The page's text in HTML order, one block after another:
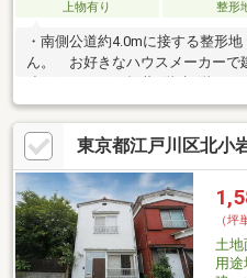
上物有り
整形
・南側公道約4.0mに接する整形
ん。 お好きなハウスメーカーで
17日新築
東京都江戸川区北小
（坪
土地
用